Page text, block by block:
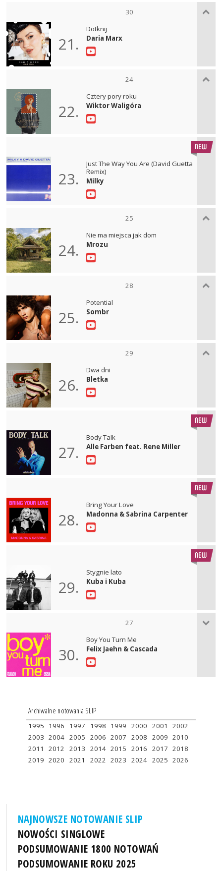
30
21.
Dotknij
Daria Marx
24
22.
Cztery pory roku
Wiktor Waligóra
23.
Just The Way You Are (David Guetta
Remix)
Milky
25
24.
Nie ma miejsca jak dom
Mrozu
28
25.
Potential
Sombr
29
26.
Dwa dni
Bletka
27.
Body Talk
Alle Farben feat. Rene Miller
28.
Bring Your Love
Madonna & Sabrina Carpenter
29.
Stygnie lato
Kuba i Kuba
27
30.
Boy You Turn Me
Felix Jaehn & Cascada
Archiwalne notowania SLIP
1995 1996 1997 1998 1999 2000 2001
2002
2003 2004 2005 2006 2007 2008 2009 2010
2011
2012 2013 2014 2015 2016 2017 2018
2019 2020 2021 2022 2023 2024 2025 2026
NAJNOWSZE NOTOWANIE SLIP
NOWOŚCI SINGLOWE
PODSUMOWANIE 1800 NOTOWAŃ
PODSUMOWANIE ROKU 2025